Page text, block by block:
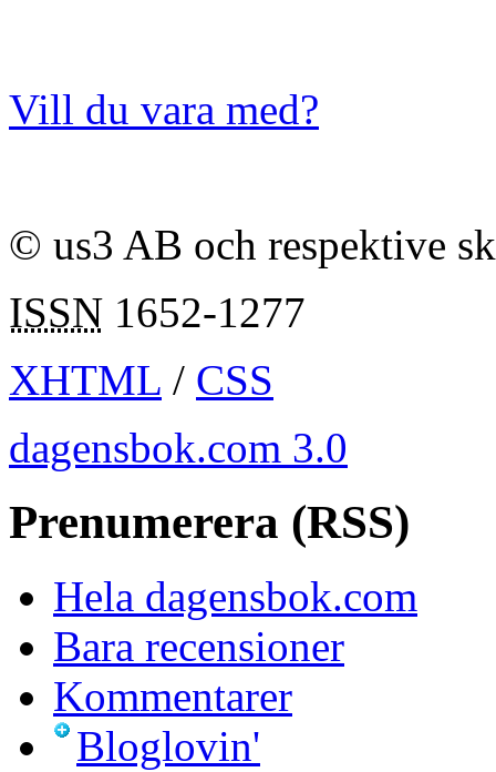
Vill du vara med?
© us3 AB och respektive
ISSN 1652-1277
XHTML / CSS
dagensbok.com 3.0
Prenumerera (RSS)
Hela dagensbok.com
Bara recensioner
Kommentarer
Bloglovin'